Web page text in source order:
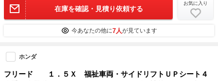
在庫を確認・見積り依頼する
お気に入り
今あなたの他に7人が見ています
ホンダ
フリード １．５Ｘ 福祉車両・サイドリフトＵＰシート４